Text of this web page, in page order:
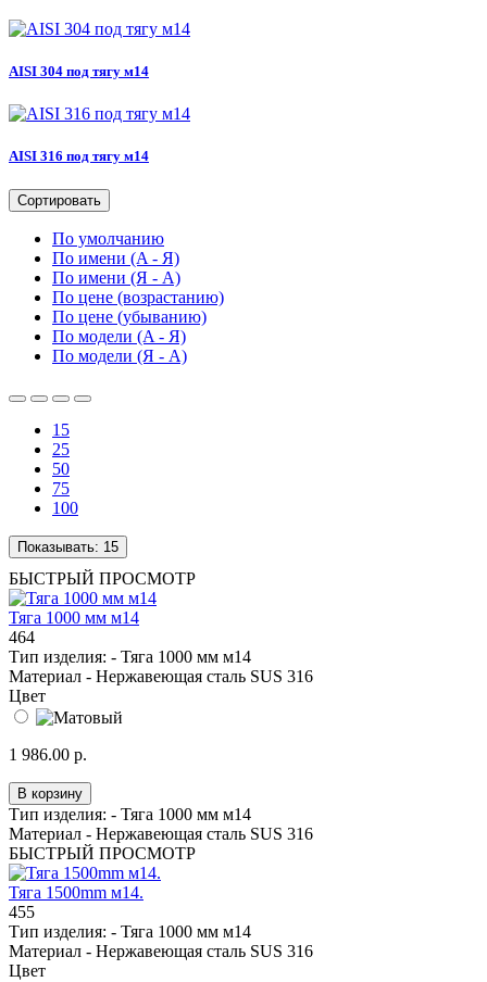
AISI 304 под тягу м14
AISI 316 под тягу м14
Сортировать
По умолчанию
По имени (A - Я)
По имени (Я - A)
По цене (возрастанию)
По цене (убыванию)
По модели (A - Я)
По модели (Я - A)
15
25
50
75
100
Показывать: 15
БЫСТРЫЙ ПРОСМОТР
Тяга 1000 мм м14
464
Тип изделия: - Тяга 1000 мм м14
Материал - Нержавеющая сталь SUS 316
Цвет
1 986.00 р.
В корзину
Тип изделия: - Тяга 1000 мм м14
Материал - Нержавеющая сталь SUS 316
БЫСТРЫЙ ПРОСМОТР
Тяга 1500mm м14.
455
Тип изделия: - Тяга 1000 мм м14
Материал - Нержавеющая сталь SUS 316
Цвет